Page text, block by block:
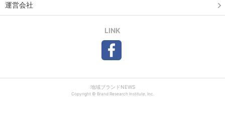
運営会社
LINK
地域ブランドNEWS
Copyright © Brand Research Institute, Inc.